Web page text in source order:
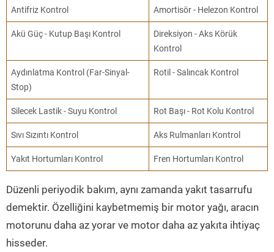
Antifriz Kontrol Amortisör - Helezon Kontrol
Akü Güç - Kutup Başı Kontrol
Direksiyon - Aks Körük
Kontrol
Aydınlatma Kontrol (Far-Sinyal-
Stop)
Rotil - Salıncak Kontrol
Silecek Lastik - Suyu Kontrol Rot Başı - Rot Kolu Kontrol
Sıvı Sızıntı Kontrol Aks Rulmanları Kontrol
Yakıt Hortumları Kontrol Fren Hortumları Kontrol
Düzenli periyodik bakım, aynı zamanda yakıt tasarrufu
demektir. Özelliğini kaybetmemiş bir motor yağı, aracın
motorunu daha az yorar ve motor daha az yakıta ihtiyaç
hisseder.